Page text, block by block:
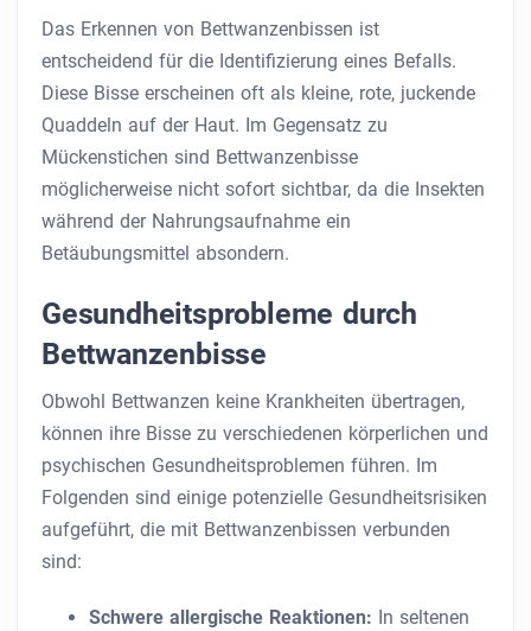
Das Erkennen von Bettwanzenbissen ist
entscheidend für die Identifizierung eines Befalls.
Diese Bisse erscheinen oft als kleine, rote, juckende
Quaddeln auf der Haut. Im Gegensatz zu
Mückenstichen sind Bettwanzenbisse
möglicherweise nicht sofort sichtbar, da die Insekten
während der Nahrungsaufnahme ein
Betäubungsmittel absondern.
Gesundheitsprobleme durch
Bettwanzenbisse
Obwohl Bettwanzen keine Krankheiten übertragen,
können ihre Bisse zu verschiedenen körperlichen und
psychischen Gesundheitsproblemen führen. Im
Folgenden sind einige potenzielle Gesundheitsrisiken
aufgeführt, die mit Bettwanzenbissen verbunden
sind:
Schwere allergische Reaktionen: In seltenen